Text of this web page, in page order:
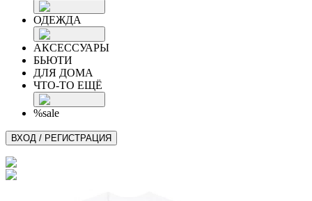
ОДЕЖДА
АКСЕССУАРЫ
БЬЮТИ
ДЛЯ ДОМА
ЧТО-ТО ЕЩЁ
%sale
ВХОД / РЕГИСТРАЦИЯ